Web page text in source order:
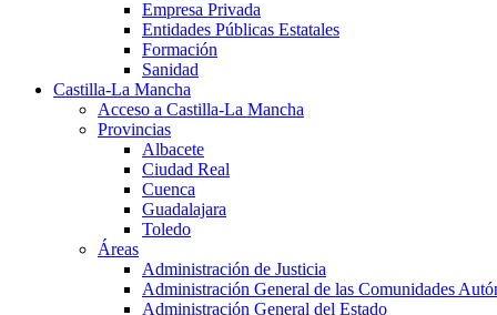
Empresa Privada
Entidades Públicas Estatales
Formación
Sanidad
Castilla-La Mancha
Acceso a Castilla-La Mancha
Provincias
Albacete
Ciudad Real
Cuenca
Guadalajara
Toledo
Áreas
Administración de Justicia
Administración General de las Comunidades
Administración General del Estado